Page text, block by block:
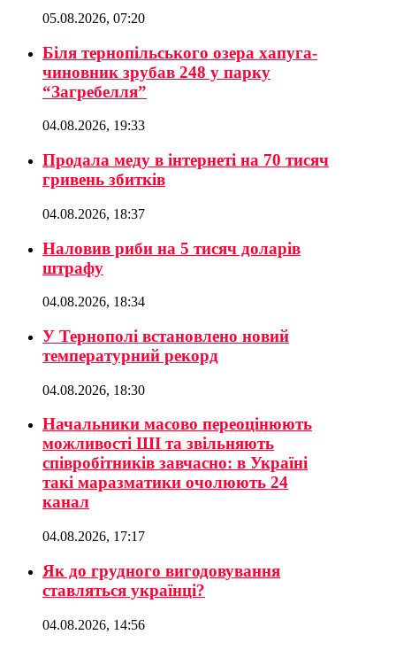
05.08.2026, 07:20
Біля тернопільського озера хапуга-
чиновник зрубав 248 у парку
“Загребелля”
04.08.2026, 19:33
Продала меду в інтернеті на 70 тисяч
гривень збитків
04.08.2026, 18:37
Наловив риби на 5 тисяч доларів
штрафу
04.08.2026, 18:34
У Тернополі встановлено новий
температурний рекорд
04.08.2026, 18:30
Начальники масово переоцінюють
можливості ШІ та звільняють
співробітників завчасно: в Україні
такі маразматики очолюють 24
канал
04.08.2026, 17:17
Як до грудного вигодовування
ставляться українці?
04.08.2026, 14:56